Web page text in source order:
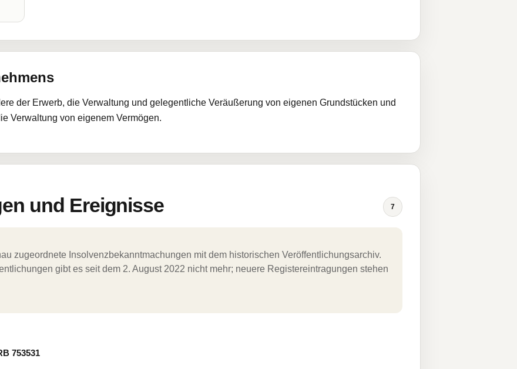
der Erwerb, die Verwaltung und gelegentliche Veräußerung von eigenen Grundstücken und
Verwaltung von eigenem Vermögen.
und Ereignisse 7
zugeordnete Insolvenzbekanntmachungen mit dem historischen Veröffentlichungsarchiv.
gibt es seit dem 2. August 2022 nicht mehr; neuere Registereintragungen stehen
753531